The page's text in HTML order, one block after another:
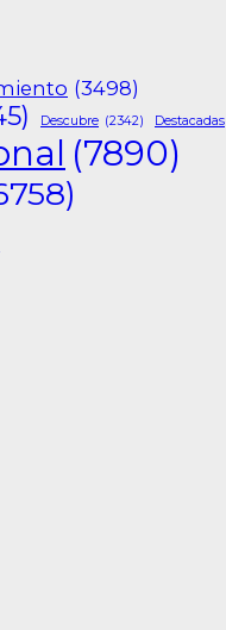
(3498)
Descubre (2342) Destacadas
(7890)